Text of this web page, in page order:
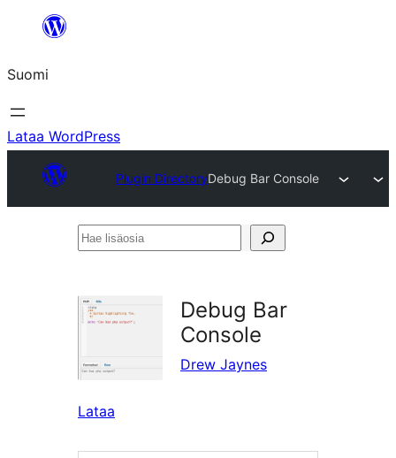
Suomi
Lataa WordPress
Plugin DirectoryDebug Bar Console
Hae
Debug Bar
Console
Drew Jaynes
Lataa